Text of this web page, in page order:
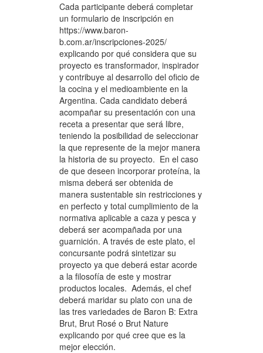
Cada participante deberá completar
un formulario de inscripción en
https://www.baron-
b.com.ar/inscripciones-2025/
explicando por qué considera que su
proyecto es transformador, inspirador
y contribuye al desarrollo del oficio de
la cocina y el medioambiente en la
Argentina. Cada candidato deberá
acompañar su presentación con una
receta a presentar que será libre,
teniendo la posibilidad de seleccionar
la que represente de la mejor manera
la historia de su proyecto. En el caso
de que deseen incorporar proteína, la
misma deberá ser obtenida de
manera sustentable sin restricciones y
en perfecto y total cumplimiento de la
normativa aplicable a caza y pesca y
deberá ser acompañada por una
guarnición. A través de este plato, el
concursante podrá sintetizar su
proyecto ya que deberá estar acorde
a la filosofía de este y mostrar
productos locales. Además, el chef
deberá maridar su plato con una de
las tres variedades de Baron B: Extra
Brut, Brut Rosé o Brut Nature
explicando por qué cree que es la
mejor elección.